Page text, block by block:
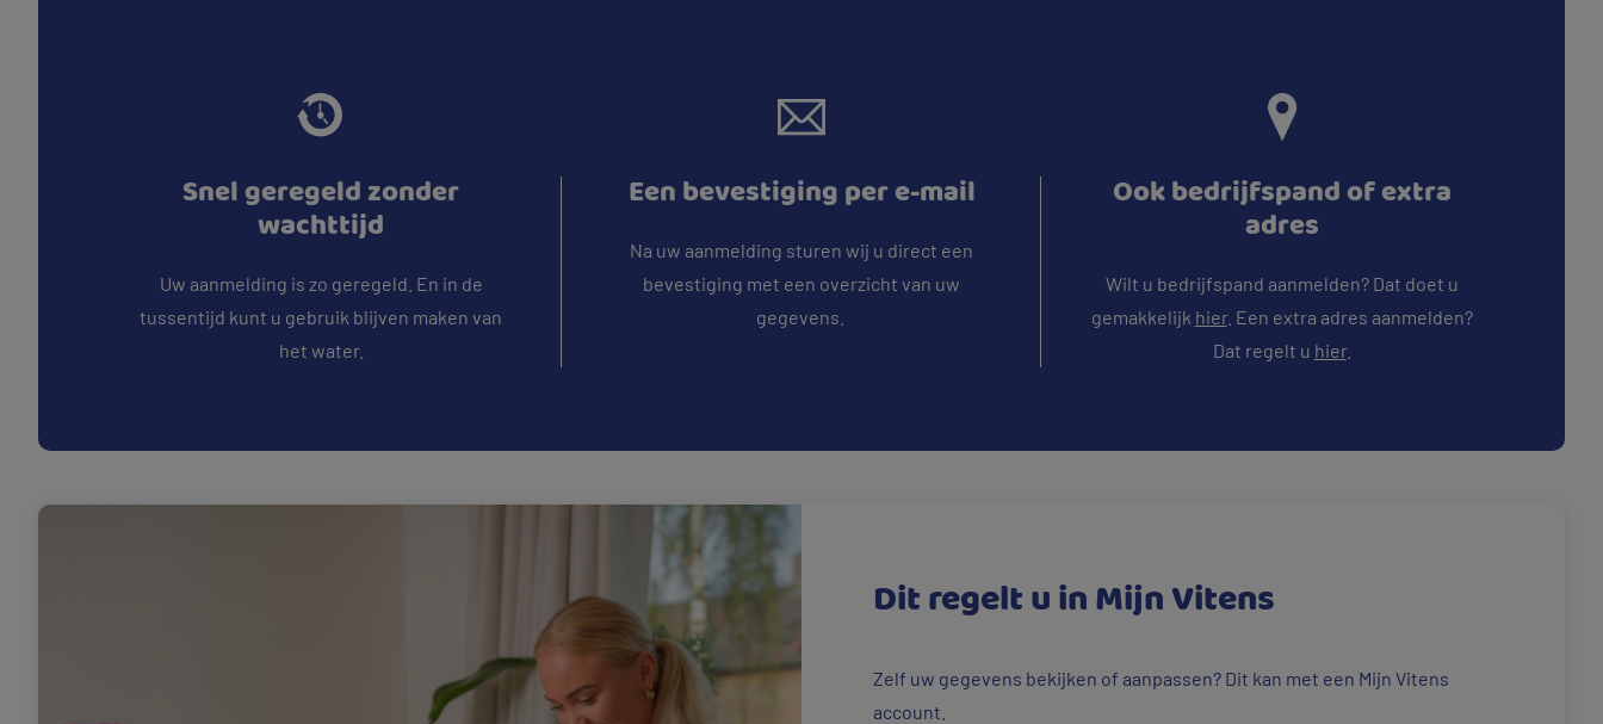
Snel geregeld zonder
wachttijd
Uw aanmelding is zo geregeld. En in de
tussentijd kunt u gebruik blijven maken van
het water.
Een bevestiging per e-mail
Na uw aanmelding sturen wij u direct een
bevestiging met een overzicht van uw
gegevens.
Ook bedrijfspand of extra
adres
Wilt u bedrijfspand aanmelden? Dat doet u
gemakkelijk hier. Een extra adres aanmelden?
Dat regelt u hier.
Dit regelt u in Mijn Vitens
Zelf uw gegevens bekijken of aanpassen? Dit kan met een Mijn Vitens
account.